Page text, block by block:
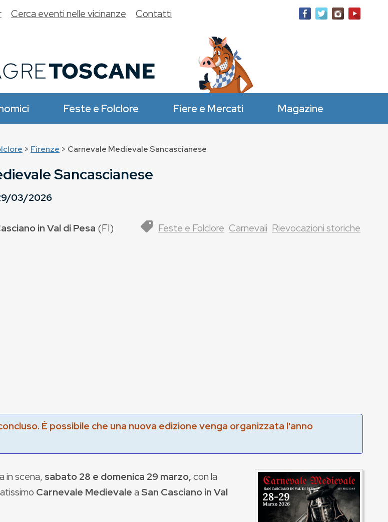
Feste e Folclore Fiere e Mercati Magazine
Cerca eventi nelle vicinanze Contatti
> Firenze > Carnevale Medievale Sancascianese
Sancascianese
03/2026
in Val di Pesa (FI) Feste e Folclore Carnevali Rievocazioni storiche
È possibile che una nuova edizione venga organizzata l'anno
in scena, sabato 28 e domenica 29 marzo,con la
Carnevale MedievaleaSan Casciano in Val